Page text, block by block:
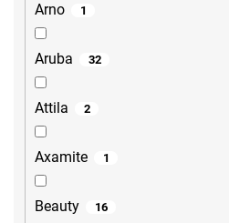
Arno 1
Aruba 32
Attila 2
Axamite 1
Beauty 16